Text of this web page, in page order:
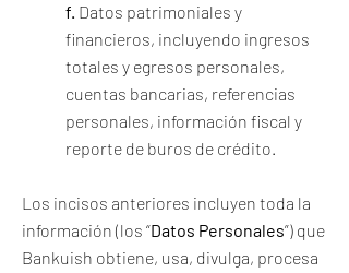
f. Datos patrimoniales y
financieros, incluyendo ingresos
totales y egresos personales,
cuentas bancarias, referencias
personales, información fiscal y
reporte de buros de crédito.
Los incisos anteriores incluyen toda la
información (los “Datos Personales”) que
Bankuish obtiene, usa, divulga, procesa